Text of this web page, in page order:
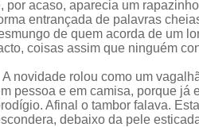
por acaso, aparecia um
entrançada de palavras
de quem acorda de um
coisas assim que ninguém
A novidade rolou como um
pessoa e em camisa, porque já
Afinal o tambor falava.
debaixo da pele